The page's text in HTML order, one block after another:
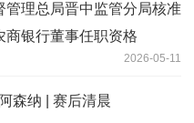
管理总局晋中监管分局核准
商银行董事任职资格
2026-05-11
森纳 | 赛后清晨